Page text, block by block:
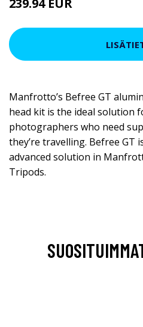
239.94 EUR
Manfrotto’s Befree GT
head kit is the ideal solution
photographers who need
they’re travelling. Befree GT
advanced solution in
Tripods.